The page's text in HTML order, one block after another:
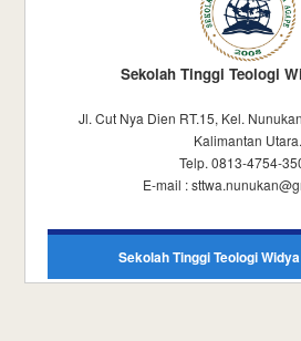
Sekolah Tinggi Teologi
Jl. Cut Nya Dien RT.15, Kel.
Kalimantan Utara.
Telp. 0813-4754-
E-mail :
Sekolah Tinggi Teologi